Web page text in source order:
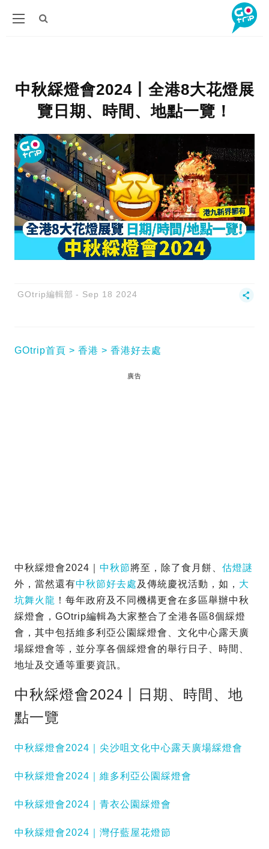
中秋綵燈會2024丨全港8大花燈展
覽日期、時間、地點一覽！
GOtrip編輯部 Sep 18 2024
GOtrip首頁 香港 香港好去處
廣告
中秋綵燈會2024｜ 中秋節將至，除了食月餅、 估燈謎
外，當然還有中秋節好去處 及傳統慶祝活動，如， 大
坑舞火龍 ！每年政府及不同機構更會在多區舉辦中秋
綵燈會，GOtrip編輯為大家整合了全港各區8個綵燈
會，其中包括維多利亞公園綵燈會、文化中心露天廣
場綵燈會等，並分享各個綵燈會的舉行日子、時間、
地址及交通等重要資訊。
中秋綵燈會2024丨日期、時間、地
點一覽
中秋綵燈會2024｜尖沙咀文化中心露天廣場綵燈會
中秋綵燈會2024｜維多利亞公園綵燈會
中秋綵燈會2024｜青衣公園綵燈會
中秋綵燈會2024｜灣仔藍屋花燈節